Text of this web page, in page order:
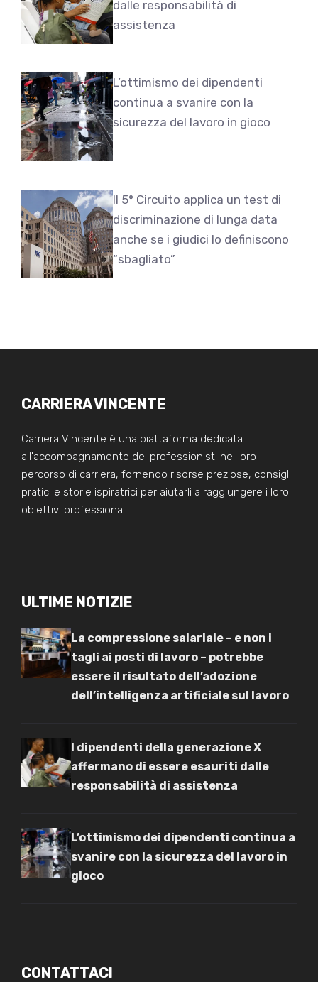
dalle responsabilità di
assistenza
L’ottimismo dei dipendenti
continua a svanire con la
sicurezza del lavoro in gioco
Il 5° Circuito applica un test di
discriminazione di lunga data
anche se i giudici lo definiscono
“sbagliato”
CARRIERA VINCENTE
Carriera Vincente è una piattaforma dedicata
all'accompagnamento dei professionisti nel loro
percorso di carriera, fornendo risorse preziose, consigli
pratici e storie ispiratrici per aiutarli a raggiungere i loro
obiettivi professionali.
ULTIME NOTIZIE
La compressione salariale – e non i
tagli ai posti di lavoro – potrebbe
essere il risultato dell’adozione
dell’intelligenza artificiale sul lavoro
I dipendenti della generazione X
affermano di essere esauriti dalle
responsabilità di assistenza
L’ottimismo dei dipendenti continua a
svanire con la sicurezza del lavoro in
gioco
CONTATTACI